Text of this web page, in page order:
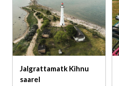
Jalgrattamatk Kihnu
saarel